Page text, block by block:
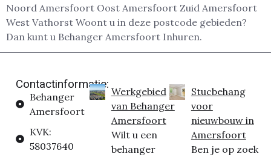
Noord Amersfoort Oost Amersfoort Zuid Amersfoort
West Vathorst Woont u in deze postcode gebieden?
Dan kunt u Behanger Amersfoort Inhuren.
Contactinformatie:
Behanger
Amersfoort
KVK:
58037640
Werkgebied
van Behanger
Amersfoort
Wilt u een
behanger
Stucbehang
voor
nieuwbouw in
Amersfoort
Ben je op zoek